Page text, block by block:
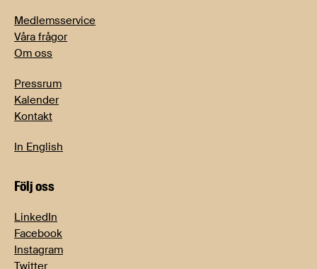
Medlemsservice
Våra frågor
Om oss
Pressrum
Kalender
Kontakt
In English
Följ oss
LinkedIn
Facebook
Instagram
Twitter